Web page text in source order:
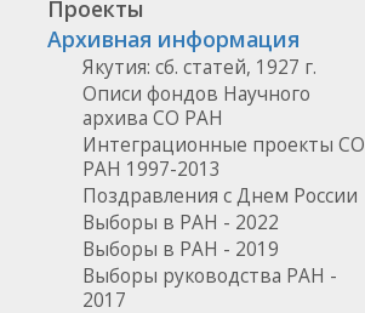
Проекты
Архивная информация
Якутия: сб. статей, 1927 г.
Описи фондов Научного
архива СО РАН
Интеграционные проекты СО
РАН 1997-2013
Поздравления с Днем России
Выборы в РАН - 2022
Выборы в РАН - 2019
Выборы руководства РАН -
2017